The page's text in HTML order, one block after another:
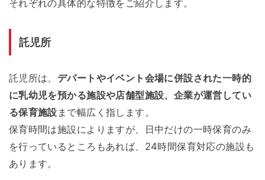
それぞれの具体的な特徴をご紹介します。
託児所
託児所は、 デパートやイベント会場に併設された一時的
に乳幼児を預かる施設や店舗型施設、企業が運営してい
る保育施設 まで幅広く指します。
保育時間は施設によりますが、日中だけの一時保育のみ
を行っているところもあれば、24時間保育対応の施設も
あります。